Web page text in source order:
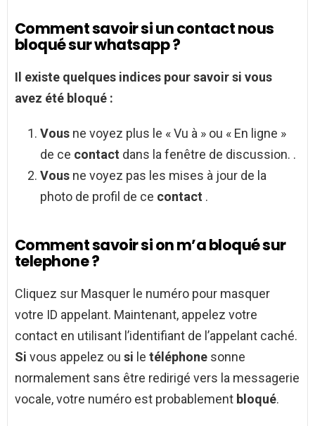
Comment savoir si un contact nous
bloqué sur whatsapp ?
Il existe quelques indices poursavoir si vous
avez été bloqué :
Vous ne voyez plus le « Vu à » ou « En ligne »
de ce contact dans la fenêtre de discussion. .
Vous ne voyez pas les mises à jour de la
photo de profil de ce contact .
Comment savoir si on m’a bloqué sur
telephone ?
Cliquez sur Masquer le numéro pour masquer
votre ID appelant. Maintenant, appelez votre
contact en utilisant l’identifiant de l’appelant caché.
Si vous appelez ou si le téléphone sonne
normalement sans être redirigé vers la messagerie
vocale, votre numéro est probablement bloqué.